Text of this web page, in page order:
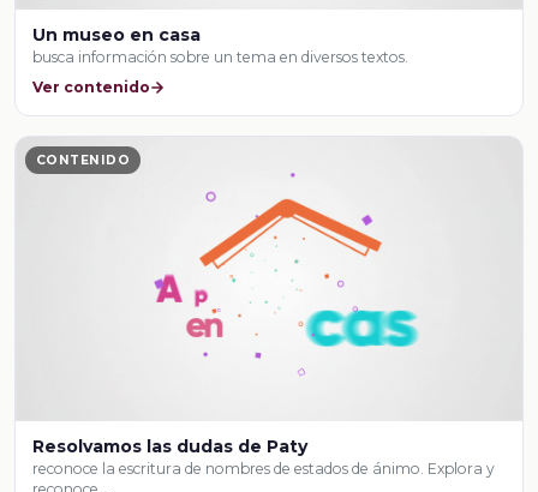
Un museo en casa
busca información sobre un tema en diversos textos.
Ver contenido
CONTENIDO
Resolvamos las dudas de Paty
reconoce la escritura de nombres de estados de ánimo. Explora y